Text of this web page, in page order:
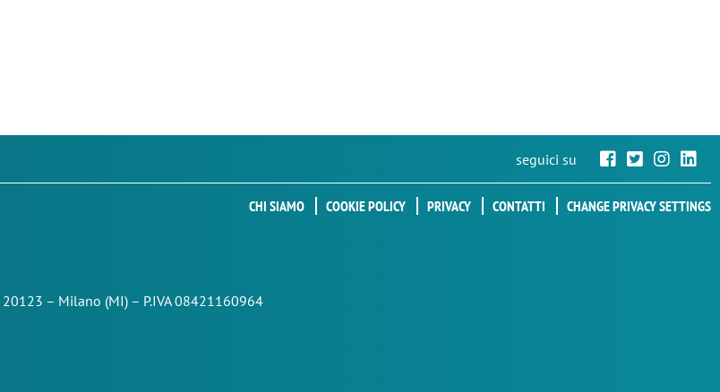
seguici su
CHI SIAMO COOKIE POLICY PRIVACY CONTATTI CHANGE PRIVACY SETTINGS
20123 – Milano (MI) – P.IVA 08421160964